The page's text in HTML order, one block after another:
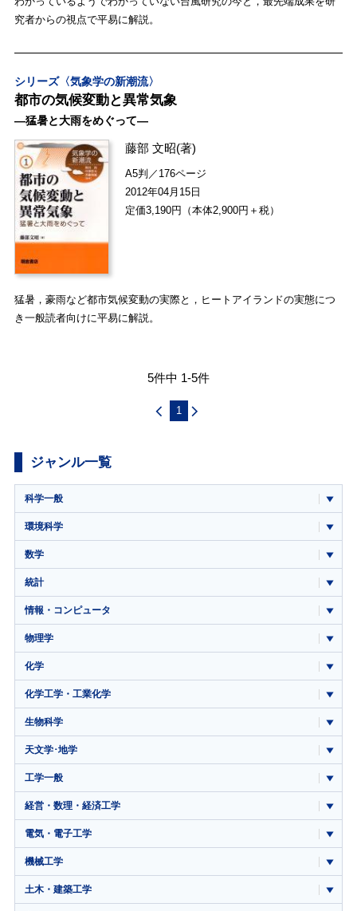
究者からの視点で平易に解説。
シリーズ〈気象学の新潮流〉
都市の気候変動と異常気象
―猛暑と大雨をめぐって―
藤部 文昭(著)
A5判／176ページ
2012年04月15日
定価3,190円（本体2,900円＋税）
猛暑，豪雨など都市気候変動の実際と，ヒートアイランドの実態につ
き一般読者向けに平易に解説。
5件中 1-5件
1
ジャンル一覧
科学一般
環境科学
数学
統計
情報・コンピュータ
物理学
化学
化学工学・工業化学
生物科学
天文学･地学
工学一般
経営・数理・経済工学
電気・電子工学
機械工学
土木・建築工学